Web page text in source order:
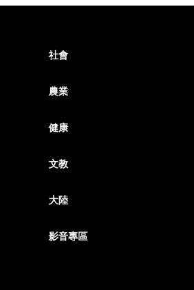
社會
農業
健康
文教
大陸
影音專區